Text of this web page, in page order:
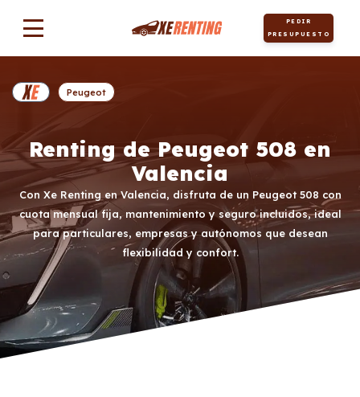
PEDIR
PRESUPUESTO
Renting de Peugeot 508 en
Valencia
Con Xe Renting en Valencia, disfruta de un Peugeot 508 con
cuota mensual fija, mantenimiento y seguro incluidos, ideal
para particulares, empresas y autónomos que desean
flexibilidad y confort.
Peugeot